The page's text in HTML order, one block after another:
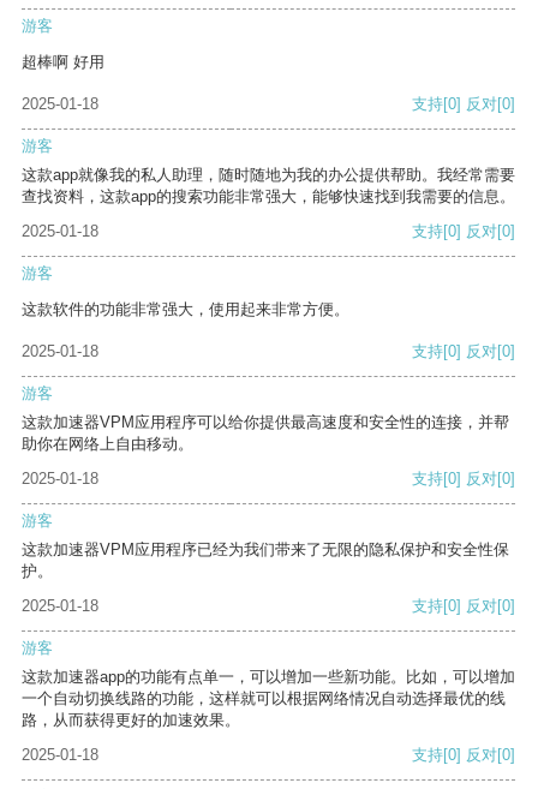
游客
超棒啊 好用
2025-01-18 支持[0] 反对[0]
游客
这款app就像我的私人助理，随时随地为我的办公提供帮助。我经常需要
查找资料，这款app的搜索功能非常强大，能够快速找到我需要的信息。
2025-01-18
支持[0] 反对[0]
游客
这款软件的功能非常强大，使用起来非常方便。
2025-01-18 支持[0] 反对[0]
游客
这款加速器VPM应用程序可以给你提供最高速度和安全性的连接，并帮
助你在网络上自由移动。
2025-01-18
支持[0] 反对[0]
游客
这款加速器VPM应用程序已经为我们带来了无限的隐私保护和安全性保
护。
2025-01-18
支持[0] 反对[0]
游客
这款加速器app的功能有点单一，可以增加一些新功能。比如，可以增加
一个自动切换线路的功能，这样就可以根据网络情况自动选择最优的线
路，从而获得更好的加速效果。
2025-01-18
支持[0] 反对[0]